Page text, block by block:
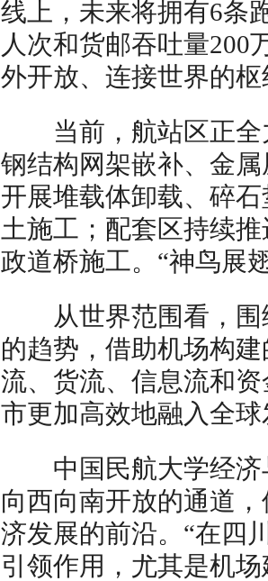
线上，未来将拥有6条
人次和货邮吞吐量200
外开放、连接世界的
当前，航站区正全
钢结构网架嵌补、金
开展堆载体卸载、碎
土施工；配套区持续
政道桥施工。“神鸟
从世界范围看，围
的趋势，借助机场构
流、货流、信息流和
市更加高效地融入全
中国民航大学经济
向西向南开放的通道
济发展的前沿。“在四
引领作用，尤其是机